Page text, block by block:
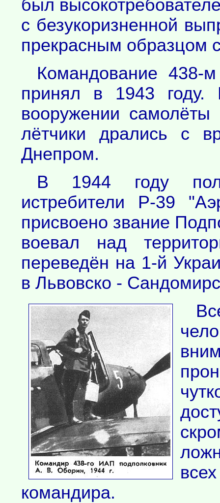
был
с безукоризненной
прекрасным образцом
Командование
принял в 1943
вооружении
лётчики дрались с
Днепром.
В 1944 году
истребители Р-39
присвоено звание
воевал над
переведён на 1-й
в Львовско -
командира.